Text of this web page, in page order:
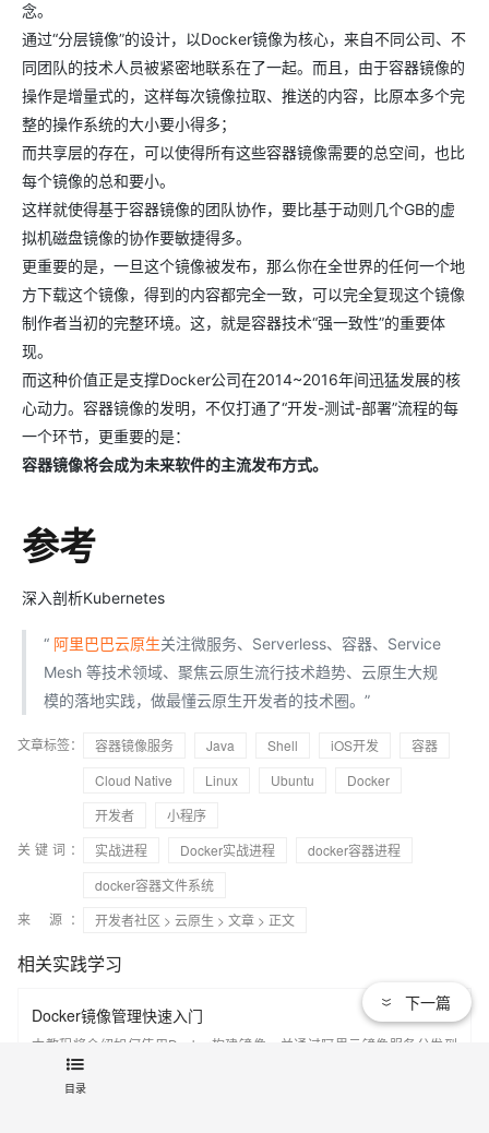
念。
通过“分层镜像”的设计，以Docker镜像为核心，来自不同公司、不
同团队的技术人员被紧密地联系在了一起。而且，由于容器镜像的
操作是增量式的，这样每次镜像拉取、推送的内容，比原本多个完
整的操作系统的大小要小得多；
而共享层的存在，可以使得所有这些容器镜像需要的总空间，也比
每个镜像的总和要小。
这样就使得基于容器镜像的团队协作，要比基于动则几个GB的虚
拟机磁盘镜像的协作要敏捷得多。
更重要的是，一旦这个镜像被发布，那么你在全世界的任何一个地
方下载这个镜像，得到的内容都完全一致，可以完全复现这个镜像
制作者当初的完整环境。这，就是容器技术“强一致性”的重要体
现。
而这种价值正是支撑Docker公司在2014~2016年间迅猛发展的核
心动力。容器镜像的发明，不仅打通了“开发-测试-部署”流程的每
一个环节，更重要的是：
容器镜像将会成为未来软件的主流发布方式。
参考
深入剖析Kubernetes
“ 阿里巴巴云原生关注微服务、Serverless、容器、Service
Mesh 等技术领域、聚焦云原生流行技术趋势、云原生大规
模的落地实践，做最懂云原生开发者的技术圈。”
文章标签： 容器镜像服务 Java Shell iOS开发
容器
Cloud Native
Linux Ubuntu
Docker
开发者
小程序
关键词：
实战进程 Docker实战进程
docker容器进程
docker容器文件系统
来 源：
开发者社区 > 云原生 > 文章 > 正文
相关实践学习
Docker镜像管理快速入门
本教程将介绍如何使用Docker构建镜像，并通过阿里云镜像服务分发到
ECS服务器，运行该镜像。
目录
下一篇